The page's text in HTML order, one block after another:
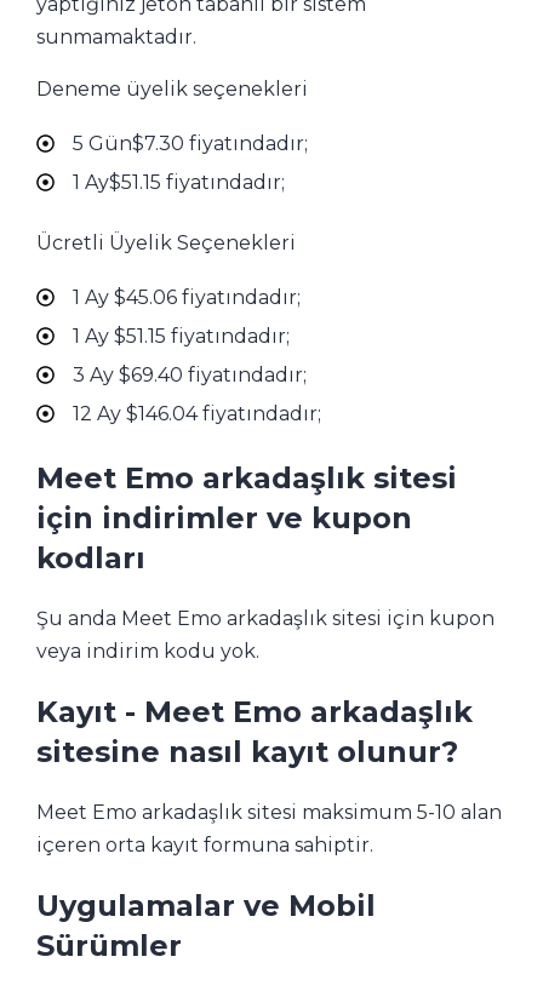
sunmamaktadır.
Deneme üyelik seçenekleri
5 Gün$7.30 fiyatındadır;
1 Ay$51.15 fiyatındadır;
Ücretli Üyelik Seçenekleri
1 Ay $45.06 fiyatındadır;
1 Ay $51.15 fiyatındadır;
3 Ay $69.40 fiyatındadır;
12 Ay $146.04 fiyatındadır;
Meet Emo arkadaşlık sitesi
için indirimler ve kupon
kodları
Şu anda Meet Emo arkadaşlık sitesi için kupon
veya indirim kodu yok.
Kayıt - Meet Emo arkadaşlık
sitesine nasıl kayıt olunur?
Meet Emo arkadaşlık sitesi maksimum 5-10 alan
içeren orta kayıt formuna sahiptir.
Uygulamalar ve Mobil
Sürümler